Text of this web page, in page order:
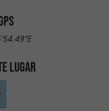
LUGAR